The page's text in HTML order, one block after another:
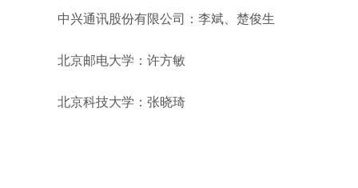
中兴通讯股份有限公司：李斌、楚俊生
北京邮电大学：许方敏
北京科技大学：张晓琦